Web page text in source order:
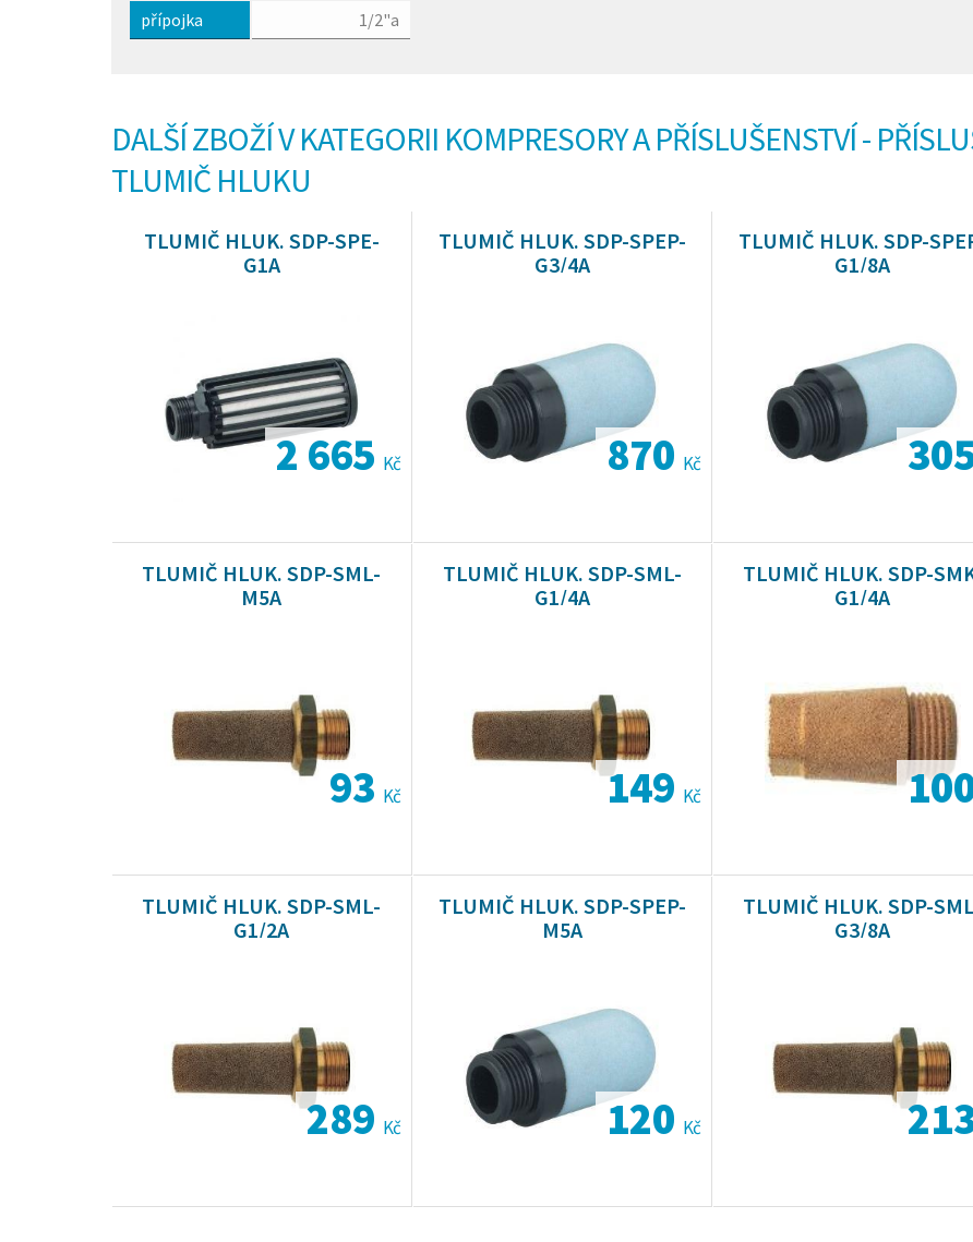
přípojka
1/2"a
DALŠÍ ZBOŽÍ V KATEGORII KOMPRESORY A PŘÍSLUŠENSTVÍ -
TLUMIČ HLUKU
TLUMIČ HLUK. SDP-SPE-
G1A
2 665 Kč
TLUMIČ HLUK. SDP-SPEP-
G3/4A
870 Kč
TLUMIČ HLUK. SDP-
G1/8A
TLUMIČ HLUK. SDP-SML-
M5A
93 Kč
TLUMIČ HLUK. SDP-SML-
G1/4A
149 Kč
TLUMIČ HLUK. SDP-
G1/4A
TLUMIČ HLUK. SDP-SML-
G1/2A
289 Kč
TLUMIČ HLUK. SDP-SPEP-
M5A
120 Kč
TLUMIČ HLUK. SDP-
G3/8A